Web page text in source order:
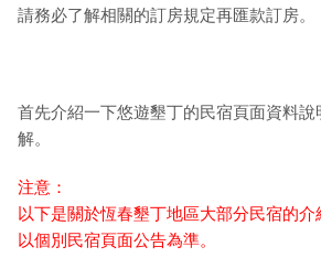
請務必了解相關的訂房規定再匯款訂房。
首先介紹一下悠遊墾丁的民宿頁面資料說
解。
注意：
以下是關於恆春墾丁地區大部分民宿的
以個別民宿頁面公告為準。